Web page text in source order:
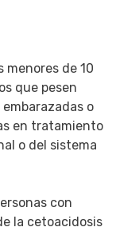
de 10
que pesen
o
en tratamiento
o del sistema
con
la cetoacidosis